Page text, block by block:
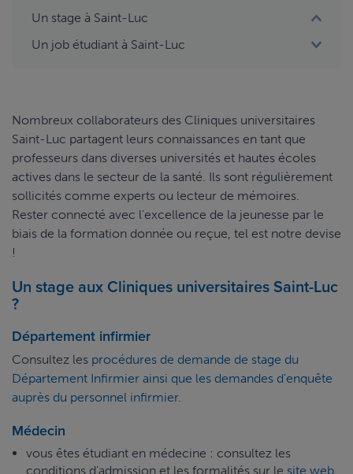
Un stage à Saint-Luc
Un job étudiant à Saint-Luc
Nombreux collaborateurs des Cliniques universitaires
Saint-Luc partagent leurs connaissances en tant que
professeurs dans diverses universités et hautes écoles
actives dans le secteur de la santé. Ils sont régulièrement
sollicités comme experts ou lecteur de mémoires.
Rester connecté avec l’excellence de la jeunesse par le
biais de la formation donnée ou reçue, tel est notre devise
!
Un stage aux Cliniques universitaires Saint-Luc
?
Département infirmier
Consultez les procédures de demande de stage du
Département Infirmier ainsi que les demandes d'enquête
auprès du personnel infirmier.
Médecin
vous êtes étudiant en médecine : consultez les
conditions d'admission et les formalités sur le site web